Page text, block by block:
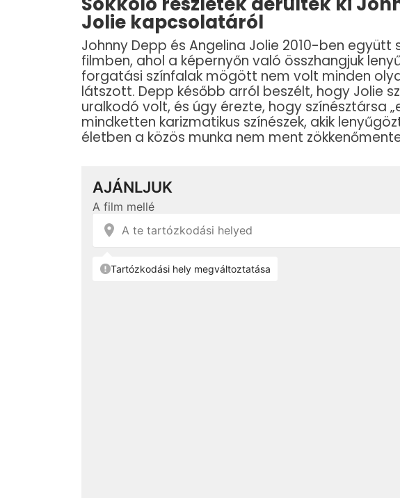
Jolie kapcsolatáról
Johnny Depp és Angelina Jolie 2010-ben együtt
filmben, ahol a képernyőn való összhangjuk
forgatási színfalak mögött nem volt minden
látszott. Depp később arról beszélt, hogy Jolie
uralkodó volt, és úgy érezte, hogy színésztársa
mindketten karizmatikus színészek, akik
életben a közös munka nem ment